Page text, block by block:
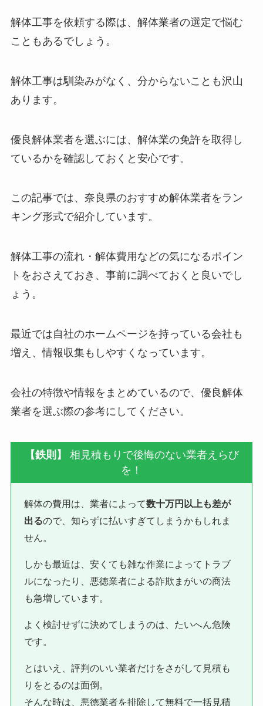
解体工事を依頼する際は、解体業者の選定で悩む
こともあるでしょう。
解体工事は馴染みがなく、分からないことも沢山
あります。
優良解体業者を選ぶには、解体業の免許を取得し
ているかを確認しておくと安心です。
この記事では、奈良県のおすすめ解体業者をラン
キング形式で紹介しています。
解体工事の流れ・解体費用などの気になるポイン
トをおさえておき、事前に調べておくと良いでし
ょう。
最近では自社のホームページを持っている会社も
増え、情報収集もしやすくなっています。
会社の特徴や情報をまとめているので、優良解体
業者を選ぶ際の参考にしてください。
【鉄則】
相見積もりで後悔のない業者えらび
を！
解体の費用は、業者によって数十万円以上も差が
出るので、知らずに払いすぎてしまうかもしれま
せん。
しかも最近は、安くても雑な作業によってトラブ
ルになったり、悪徳業者による詐欺まがいの商法
も急増しています。
よく検討せずに決めてしまうのは、たいへん危険
です。
とはいえ、評判のいい業者だけをさがして見積も
りをとるのは面倒。
そんな時は、悪徳業者を排除して無料で一括見積